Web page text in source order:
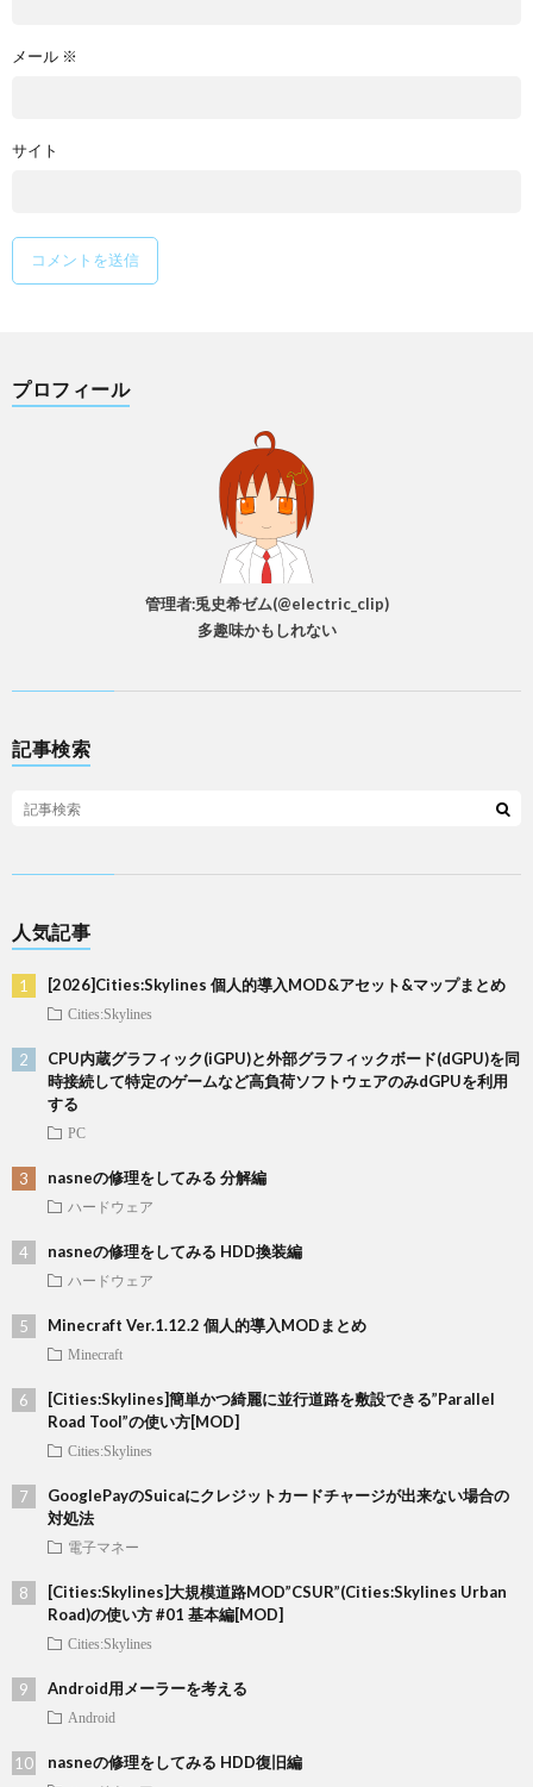
メール ※
サイト
プロフィール
管理者:兎史希ゼム(@electric_clip)
多趣味かもしれない
記事検索
人気記事
[2026]Cities:Skylines 個人的導入MOD&アセット&マップまとめ
Cities:Skylines
CPU内蔵グラフィック(iGPU)と外部グラフィックボード(dGPU)を同
時接続して特定のゲームなど高負荷ソフトウェアのみdGPUを利用
する
PC
nasneの修理をしてみる 分解編
ハードウェア
nasneの修理をしてみる HDD換装編
ハードウェア
Minecraft Ver.1.12.2 個人的導入MODまとめ
Minecraft
[Cities:Skylines]簡単かつ綺麗に並行道路を敷設できる”Parallel
Road Tool”の使い方[MOD]
Cities:Skylines
GooglePayのSuicaにクレジットカードチャージが出来ない場合の
対処法
電子マネー
[Cities:Skylines]大規模道路MOD”CSUR”(Cities:Skylines Urban
Road)の使い方 #01 基本編[MOD]
Cities:Skylines
Android用メーラーを考える
Android
nasneの修理をしてみる HDD復旧編